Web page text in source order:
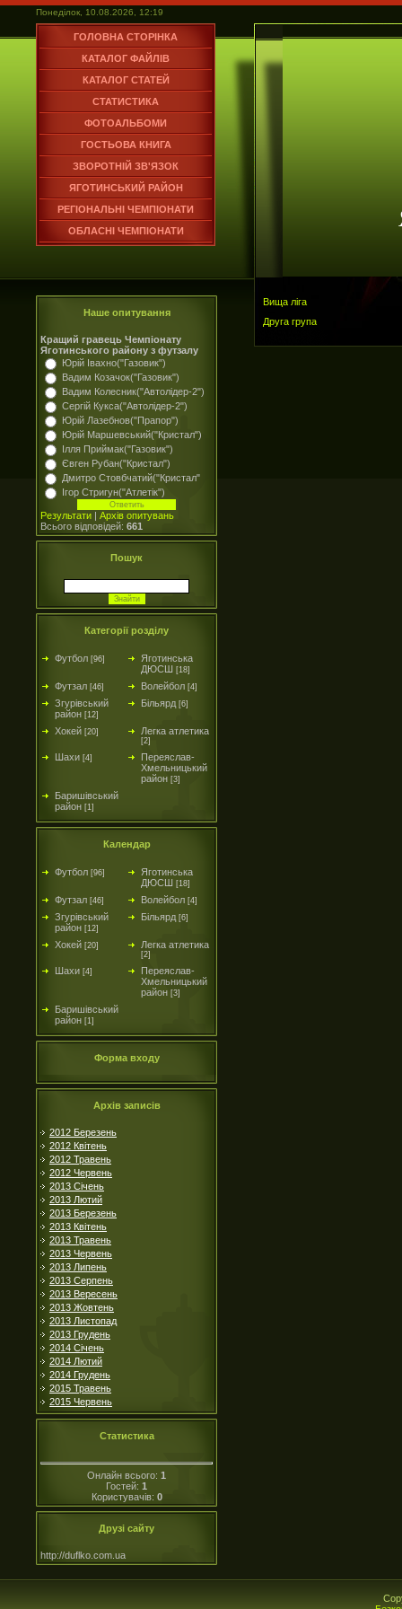
Понеділок, 10.08.2026, 12:19
ГОЛОВНА СТОРІНКА
КАТАЛОГ ФАЙЛІВ
КАТАЛОГ СТАТЕЙ
СТАТИСТИКА
ФОТОАЛЬБОМИ
ГОСТЬОВА КНИГА
ЗВОРОТНІЙ ЗВ'ЯЗОК
ЯГОТИНСЬКИЙ РАЙОН
РЕГІОНАЛЬНІ ЧЕМПІОНАТИ
ОБЛАСНІ ЧЕМПІОНАТИ
Наше опитування
Кращий гравець Чемпіонату
Яготинського району з футзалу
Юрій Івахно("Газовик")
Вадим Козачок("Газовик")
Вадим Колесник("Автолідер-2")
Сергій Кукса("Автолідер-2")
Юрій Лазебнов("Прапор")
Юрій Маршевський("Кристал")
Ілля Приймак("Газовик")
Євген Рубан("Кристал")
Дмитро Стовбчатий("Кристал"
Ігор Стригун("Атлетік")
Результати | Архів опитувань
Всього відповідей: 661
Пошук
Категорії розділу
Футбол [96]
Яготинська
ДЮСШ [18]
Футзал [46] Волейбол [4]
Згурівський
район [12]
Більярд [6]
Хокей [20] Легка атлетика
[2]
Шахи [4]
Переяслав-
Хмельницький
район [3]
Баришівський
район [1]
Календар
Футбол [96]
Яготинська
ДЮСШ [18]
Футзал [46] Волейбол [4]
Згурівський
район [12]
Більярд [6]
Хокей [20] Легка атлетика
[2]
Шахи [4]
Переяслав-
Хмельницький
район [3]
Баришівський
район [1]
Форма входу
Архів записів
2012 Березень
2012 Квітень
2012 Травень
2012 Червень
2013 Січень
2013 Лютий
2013 Березень
2013 Квітень
2013 Травень
2013 Червень
2013 Липень
2013 Серпень
2013 Вересень
2013 Жовтень
2013 Листопад
2013 Грудень
2014 Січень
2014 Лютий
2014 Грудень
2015 Травень
2015 Червень
Статистика
Онлайн всього: 1
Гостей: 1
Користувачів: 0
Друзі сайту
http://duflko.com.ua
Вища ліга
Друга група